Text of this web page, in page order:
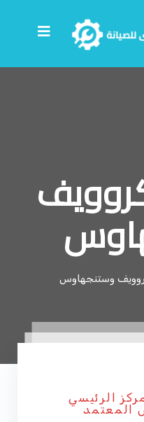
وستنجهاوس
الرئيسي
المعتمد